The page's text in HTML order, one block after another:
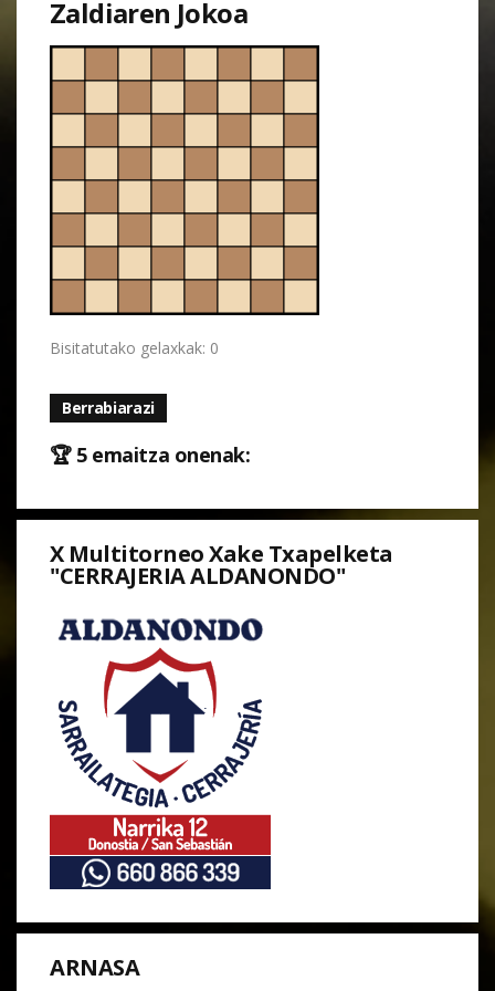
Zaldiaren Jokoa
Bisitatutako gelaxkak: 0
Berrabiarazi
🏆 5 emaitza onenak:
X Multitorneo Xake Txapelketa
"CERRAJERIA ALDANONDO"
ARNASA